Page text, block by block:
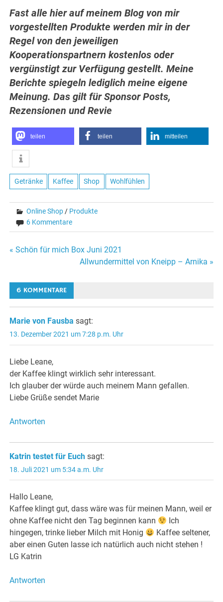
Fast alle hier auf meinem Blog von mir
vorgestellten Produkte werden mir in der
Regel von den jeweiligen
Kooperationspartnern kostenlos oder
vergünstigt zur Verfügung gestellt. Meine
Berichte spiegeln lediglich meine eigene
Meinung. Das gilt für Sponsor Posts,
Rezensionen und Revie
teilen teilen mitteilen
Getränke Kaffee Shop Wohlfühlen
Online Shop/ Produkte
6 Kommentare
Beitragsnavigation
« Schön für mich Box Juni 2021
Allwundermittel von Kneipp – Arnika »
6 KOMMENTARE
Marie von Fausba sagt:
13. Dezember 2021 um 7:28 p.m. Uhr
Liebe Leane,
der Kaffee klingt wirklich sehr interessant.
Ich glauber der würde auch meinem Mann gefallen.
Liebe Grüße sendet Marie
Antworten
Katrin testet für Euch sagt:
18. Juli 2021 um 5:34 a.m. Uhr
Hallo Leane,
Kaffee klingt gut, dass wäre was für meinen Mann, weil er
ohne Kaffee nicht den Tag beginnen kann
Ich
hingegen, trinke lieber Milch mit Honig
Kaffee seltener,
aber einen Guten lasse ich natürlich auch nicht stehen !
LG Katrin
Antworten